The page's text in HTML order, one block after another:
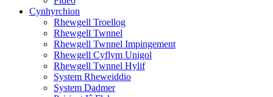
Cynhyrchion
Rhewgell Troellog
Rhewgell Twnnel
Rhewgell Twnnel Impingement
Rhewgell Cyflym Unigol
Rhewgell Twnnel Hylif
System Rheweiddio
System Dadmer